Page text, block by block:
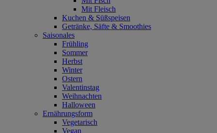
Mit Fleisch
Kuchen & Süßspeisen
Getränke, Säfte & Smoothies
Saisonales
Frühling
Sommer
Herbst
Winter
Ostern
Valentinstag
Weihnachten
Halloween
Ernährungsform
Vegetarisch
Vegan